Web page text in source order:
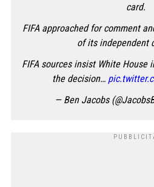
card.
FIFA approached for comment
of its independent
FIFA sources insist White
the decision…
— Ben Jacobs